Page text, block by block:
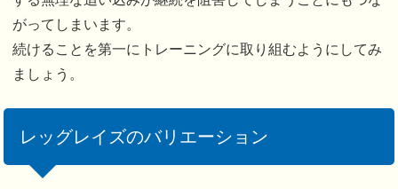
がってしまいます。
続けることを第一にトレーニングに取り組むようにしてみ
ましょう。
レッグレイズのバリエーション